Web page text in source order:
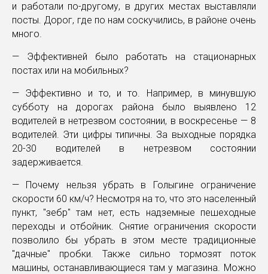
и работали по-другому, в других местах выставляли
посты. Дорог, где по нам соскучились, в районе очень
много.
— Эффективней было работать на стационарных
постах или на мобильных?
— Эффективно и то, и то. Например, в минувшую
субботу на дорогах района было выявлено 12
водителей в нетрезвом состоянии, в воскресенье — 8
водителей. Эти цифры типичны. За выходные порядка
20-30 водителей в нетрезвом состоянии
задерживается.
— Почему нельзя убрать в Голыгине ограничение
скорости 60 км/ч? Несмотря на то, что это населенный
пункт, "зебр" там нет, есть надземные пешеходные
переходы и отбойник. Снятие ограничения скорости
позволило бы убрать в этом месте традиционные
"дачные" пробки. Также сильно тормозят поток
машины, останавливающиеся там у магазина. Можно